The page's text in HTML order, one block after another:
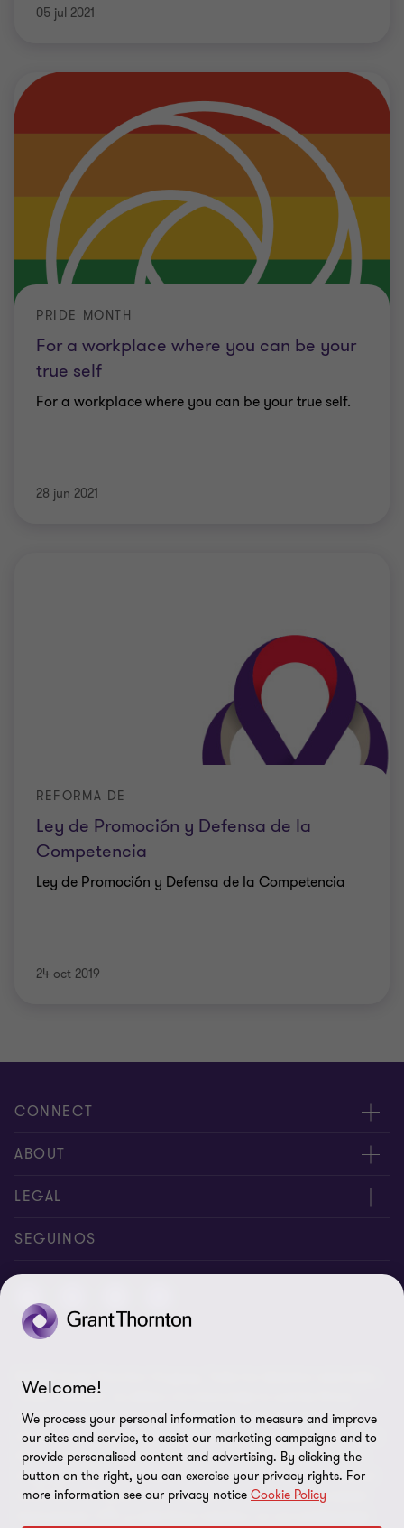
05 jul 2021
For a workplace where you can be your
true self
PRIDE MONTH
For a workplace where you can be your true self.
28 jun 2021
Ley de Promoción y Defensa de la
Competencia
REFORMA DE
Ley de Promoción y Defensa de la Competencia
24 oct 2019
CONNECT
Nuestra gente
Contáctenos
ABOUT
Acerca de nosotros
Carreras
LEGAL
Exención de responsabilidades
Política de Privacidad
Certificado LSQA
Preferencias de cookies
SEGUINOS
© 2026 Grant Thornton Uruguay. Todos los derechos reservados.
'Grant Thornton' se refiere a la marca bajo la cual las firmas
miembro de Grant Thornton prestan servicios de auditoría,
impuestos y consultoría a sus clientes, y/o se refiere a una o más
firmas miembro, según lo requiera el contexto. Grant Thornton
Uruguay es una firma miembro de Grant Thornton International
Ltd (GTIL). GTIL y las firmas miembro no forman una sociedad
Welcome!
We process your personal information to measure and improve
our sites and service, to assist our marketing campaigns and to
provide personalised content and advertising. By clicking the
button on the right, you can exercise your privacy rights. For
more information see our privacy notice Cookie Policy